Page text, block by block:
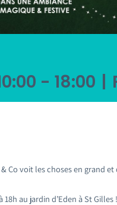
- 18:00 |
Co voit les choses en grand
18h au jardin d’Eden à St